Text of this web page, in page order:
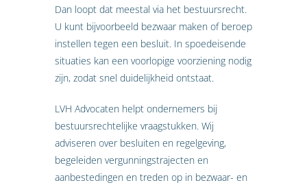
Dan loopt dat meestal via het bestuursrecht.
U kunt bijvoorbeeld bezwaar maken of beroep
instellen tegen een besluit. In spoedeisende
situaties kan een voorlopige voorziening nodig
zijn, zodat snel duidelijkheid ontstaat.
LVH Advocaten helpt ondernemers bij
bestuursrechtelijke vraagstukken. Wij
adviseren over besluiten en regelgeving,
begeleiden vergunningstrajecten en
aanbestedingen en treden op in bezwaar- en